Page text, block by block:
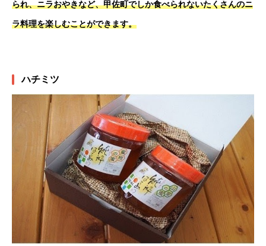
られ、ニラおやきなど、甲佐町でしか食べられないたくさんのニ
ラ料理を楽しむことができます。
ハチミツ